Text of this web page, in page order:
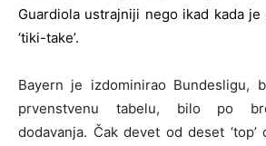
Guardiola ustrajniji nego ikad kada
‘tiki-take’.
Bayern je izdominirao Bundesligu,
prvenstvenu tabelu, bilo po
dodavanja. Čak devet od deset ‘top’